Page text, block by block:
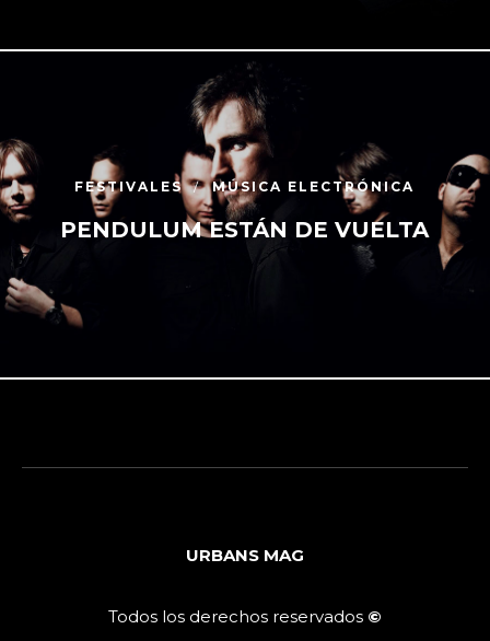
FESTIVALES MÚSICA ELECTRÓNICA
PENDULUM ESTÁN DE VUELTA
URBANS MAG
Todos los derechos reservados ©